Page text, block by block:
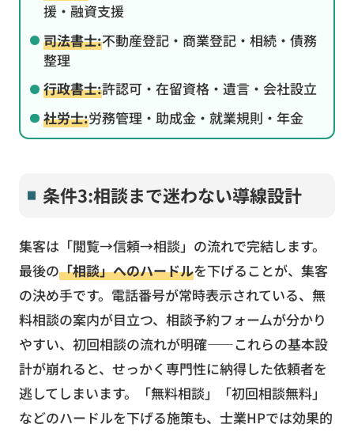
援・融資支援
司法書士:不動産登記・商業登記・相続・債務
整理
行政書士:許認可・在留資格・遺言・会社設立
社労士:労務管理・助成金・就業規則・年金
条件3:相談まで迷わない導線設計
集客は「閲覧→信頼→相談」の流れで完結します。
最後の「相談」へのハードルを下げることが、集客
の決め手です。電話番号が常時表示されている、無
料相談の案内が目立つ、相談予約フォームが分かり
やすい、初回相談の流れが明確――これらの基本設
計が崩れると、せっかく専門性に納得した依頼者を
逃してしまいます。「無料相談」「初回相談無料」
などのハードルを下げる施策も、士業HPでは効果的